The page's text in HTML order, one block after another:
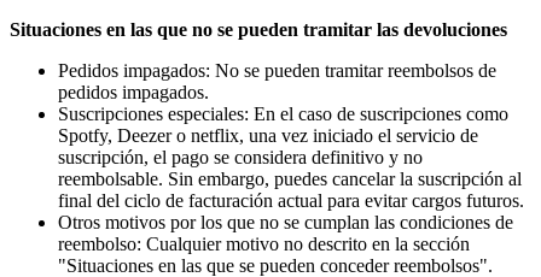
Situaciones en las que no se pueden tramitar las devoluciones
Pedidos impagados: No se pueden tramitar reembolsos de
pedidos impagados.
Suscripciones especiales: En el caso de suscripciones como
Spotfy, Deezer o netflix, una vez iniciado el servicio de
suscripción, el pago se considera definitivo y no
reembolsable. Sin embargo, puedes cancelar la suscripción al
final del ciclo de facturación actual para evitar cargos futuros.
Otros motivos por los que no se cumplan las condiciones de
reembolso: Cualquier motivo no descrito en la sección
"Situaciones en las que se pueden conceder reembolsos".